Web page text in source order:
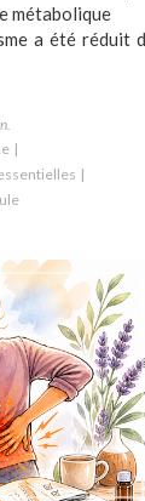
métabolique
a été réduit